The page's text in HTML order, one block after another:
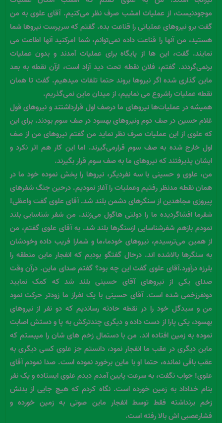
موجودنیست، از عملیات امشب صرف نظر می‌کنیم. آقای علوی به من
گفت برو نیروهای عملیاتی را قناعت بده. گفتم که سرپرست نیروها شما
هستید، من آنها را قناعت داده نمی‌توانم، شما امرکنید آنها اطاعت می
نمایند. گفت، این ها از پایگاه برای عملیات آمدند و بدون عملیات
برنمی‌گردند. گفتم، فلان نقطه‌ تحت دید آزاد است، ازآن نقطه به بعد
ماین گذاری شده اگر نیروها بروند حتما تلفات میدهیم. گفت تا همان
نقطه عملیات راشروع می نماییم، از میدان ماین نمی‌گذریم.
همیشه در عملیات‌ها نیروهای ما درصف اول قرارداشتند و نیروهای قول
غلام حسین در صف دوم ونیروهای بهسود در صف سوم بودند. برای این
که علوی از این عملیات صرف نظر نماید من گفتم نیروهای من از صف
اول خارج شده به صف سوم قرارمی‌گیرند. اما این کار هم اثر نکرد و
ایشان پذیرفتند که نیروهای ما به صف سوم قرار بگیرند.
من، علوی و حسینی با سه نفردیگر، نیروها را پخش نموده خود ما در
همان نقطه مدنظر رفتیم وعملیات را آغاز نمودیم. درحین جنگ شفرهای
پیروزی مجاهدین از سنگرهای دشمن بلند شد. آقای علوی گفت واعظی!
شفرما افشاگردیده ما را دولتی هاگول می‌زنند. من شفر شناسایی بلند
نمودم بازهم شفرشناسایی ازسنگرها بلند شد. به آقای علوی گفتم، من
از همین می‌ترسیدم، نیروهای خودما،ما و شمارا فریب داده وخودشان
به سنگرها بالاشده اند. درحال گفتگو بودیم که انفجار ماین منطقه را
بلرزه درآورد.آقای علوی گفت این چه بود؟ گفتم صدای ماین. درآن وقت
صدای یکی از نیروهای آقای حسینی بلند شد که کمک نمایید
دونفرزخمی شده است. آقای حسینی با یک نفراز ما زودتر حرکت نمود
من و سیدگل خود را در نقطه حادثه رساندیم که دو نفر از نیروهای
بهسود، یکی پارا از دست داده و دیگری چندترکش به پا و دستش اصابت
نموده به زمین افتاده اند. من با دستمال زخم های شان را میبستم که
ماین دیگری در عقب ما انفجار نمود، دانستم جز علوی کسی دیگری به
عقب باقی نمانده، حتما او با ماین برخورد نموده است. صدا نمودم آقای
علوی! جواب نگفت، به سرعت پایین آمدم دیدم علوی ایستاده و یک نفر
بنام خداداد به زمین خورده است. نگاه کردم که هیچ جایی از بدنش
زخم برنداشته فقط توسط انفجار ماین صوتی به زمین خورده و
فشارعصبی اش بالا رفته است.